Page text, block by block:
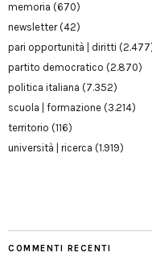
memoria (670)
newsletter(42)
pari opportunità | diritti
partito democratico (2.870)
politica italiana (7.352)
scuola | formazione (3.214)
territorio (116)
università | ricerca (1.919)
COMMENTI RECENTI